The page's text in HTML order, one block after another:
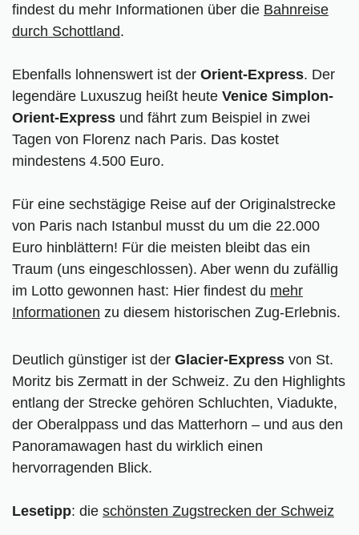
findest du mehr Informationen über die Bahnreise
durch Schottland.
Ebenfalls lohnenswert ist der Orient-Express. Der
legendäre Luxuszug heißt heute Venice Simplon-
Orient-Express und fährt zum Beispiel in zwei
Tagen von Florenz nach Paris. Das kostet
mindestens 4.500 Euro.
Für eine sechstägige Reise auf der Originalstrecke
von Paris nach Istanbul musst du um die 22.000
Euro hinblättern! Für die meisten bleibt das ein
Traum (uns eingeschlossen). Aber wenn du zufällig
im Lotto gewonnen hast: Hier findest du mehr
Informationen zu diesem historischen Zug-Erlebnis.
Deutlich günstiger ist der Glacier-Express von St.
Moritz bis Zermatt in der Schweiz. Zu den Highlights
entlang der Strecke gehören Schluchten, Viadukte,
der Oberalppass und das Matterhorn – und aus den
Panoramawagen hast du wirklich einen
hervorragenden Blick.
Lesetipp: die schönsten Zugstrecken der Schweiz